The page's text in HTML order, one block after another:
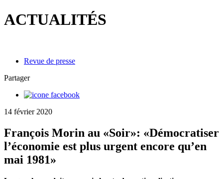
ACTUALITÉS
Revue de presse
Partager
14 février 2020
François Morin au «Soir»: «Démocratiser
l’économie est plus urgent encore qu’en
mai 1981»